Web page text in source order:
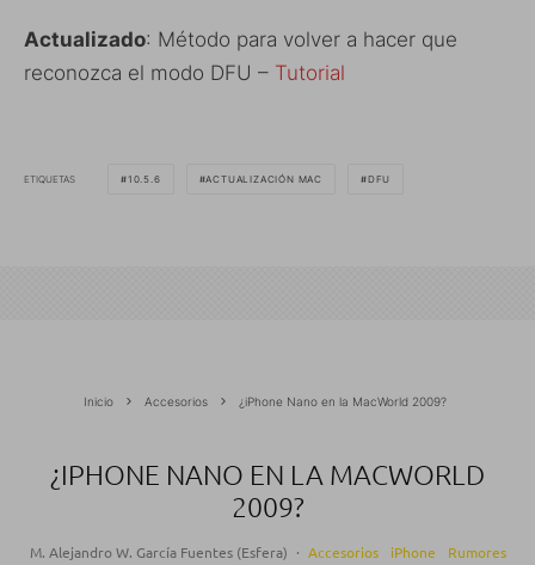
Actualizado: Método para volver a hacer que
reconozca el modo DFU – Tutorial
ETIQUETAS 10.5.6 ACTUALIZACIÓN MAC DFU
Inicio Accesorios ¿iPhone Nano en la MacWorld 2009?
¿IPHONE NANO EN LA MACWORLD
2009?
M. Alejandro W. García Fuentes (Esfera) · Accesorios iPhone Rumores